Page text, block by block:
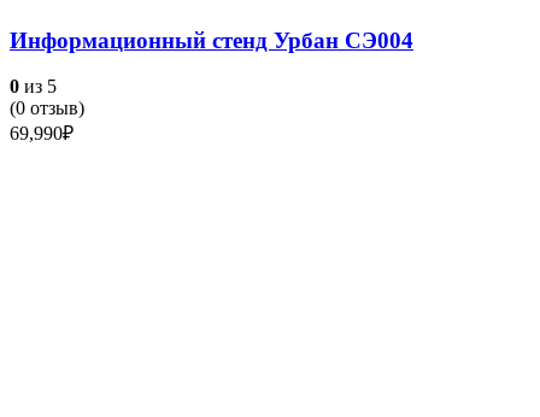
Информационный стенд Урбан СЭ004
0 из 5
(0 отзыв)
69,990₽